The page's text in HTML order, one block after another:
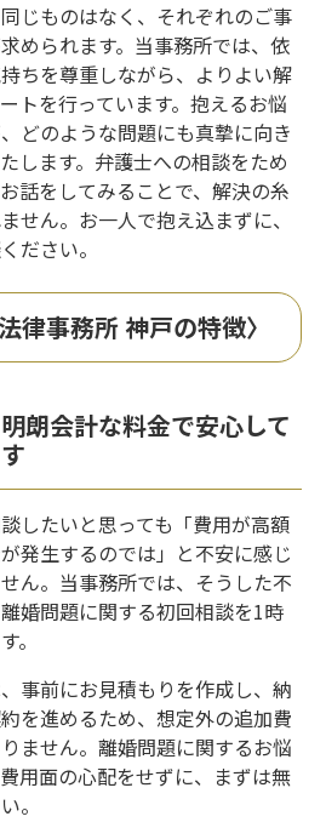
じものはなく、それぞれのご事
められます。当事務所では、依
ちを尊重しながら、よりよい解
トを行っています。抱えるお悩
どのような問題にも真摯に向き
します。弁護士への相談をため
話をしてみることで、解決の糸
せん。お一人で抱え込まずに、
ださい。
律事務所 神戸の特徴〉
朗会計な料金で安心して
したいと思っても「費用が高額
発生するのでは」と不安に感じ
ん。当事務所では、そうした不
婚問題に関する初回相談を1時
。
事前にお見積もりを作成し、納
を進めるため、想定外の追加費
ません。離婚問題に関するお悩
用面の心配をせずに、まずは無
。